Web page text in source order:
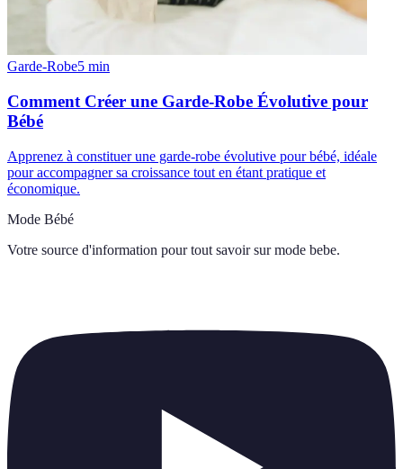
Garde-Robe5 min
Comment Créer une Garde-Robe Évolutive pour
Bébé
Apprenez à constituer une garde-robe évolutive pour bébé, idéale
pour accompagner sa croissance tout en étant pratique et
économique.
Mode Bébé
Votre source d'information pour tout savoir sur mode bebe.